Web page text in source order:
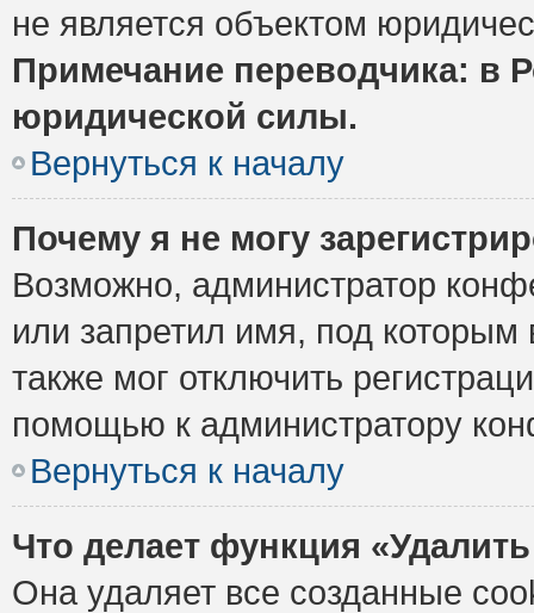
не является объектом
Примечание переводчика: в
юридической силы.
Вернуться к началу
Почему я не могу
Возможно, администратор
или запретил имя, под которым
также мог отключить
помощью к администратору
Вернуться к началу
Что делает функция
Она удаляет все созданные